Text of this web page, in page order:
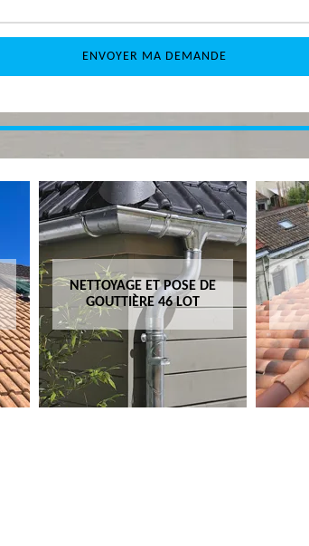
NETTOYAGE ET POSE DE
GOUTTIÈRE 46 LOT